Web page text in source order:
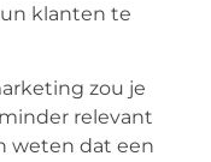
klanten te
zou je
relevant
weten dat een